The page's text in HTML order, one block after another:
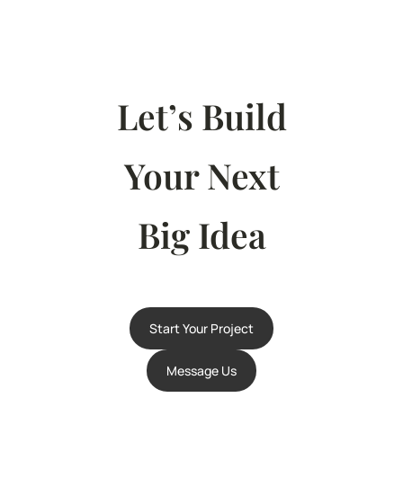
Let’s Build
Your Next
Big Idea
Start Your Project
Message Us